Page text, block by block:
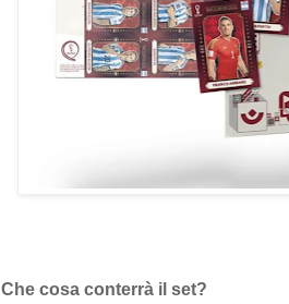
Che cosa conterrà il set?